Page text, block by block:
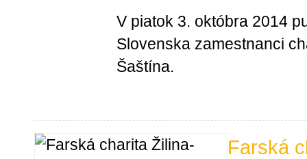
V piatok 3. októbra 2014
Slovenska zamestnanci
Šaštína.
Farská